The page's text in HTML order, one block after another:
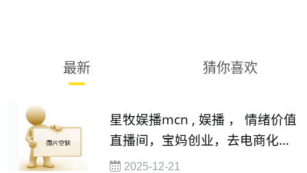
最新 猜你喜欢
星牧娱播mcn , 娱播 ， 情绪价值
直播间，宝妈创业，去电商化直
播，13338450520
2025-12-21